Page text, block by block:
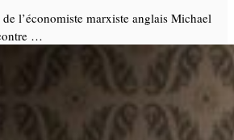
l’économiste marxiste anglais Michael
…